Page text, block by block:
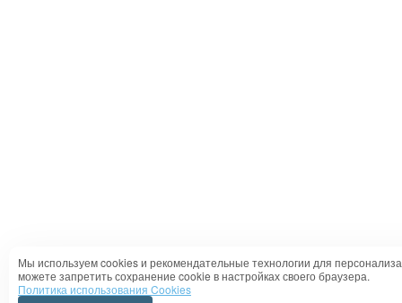
Мы используем cookies и рекомендательные технологии для
можете запретить сохранение cookie в настройках своего браузера.
Политика использования Cookies